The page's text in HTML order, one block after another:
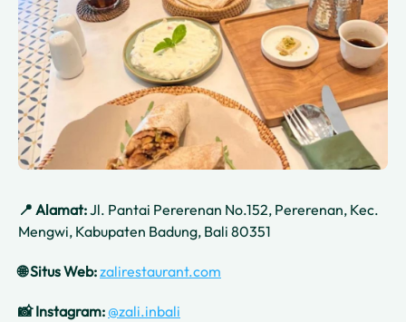
📍 Alamat:Jl. Pantai Pererenan No.152, Pererenan, Kec.
Mengwi, Kabupaten Badung, Bali 80351
🌐 Situs Web:zalirestaurant.com
📸 Instagram:@zali.inbali